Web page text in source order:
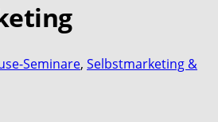
Seminare, Selbstmarketing &